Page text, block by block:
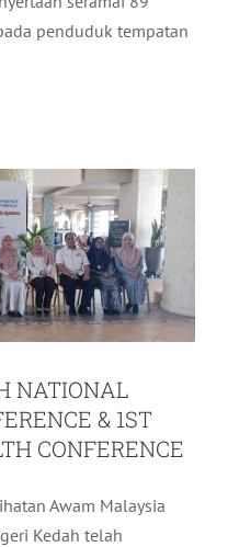
penduduk tempatan
NATIONAL
Terkini
NATIONAL
& 1ST
CONFERENCE
Awam Malaysia
Kedah telah